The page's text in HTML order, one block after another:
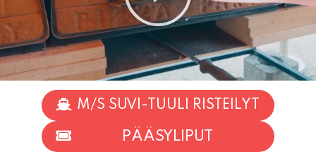
M/S SUVI-TUULI RISTEILYT
PÄÄSYLIPUT